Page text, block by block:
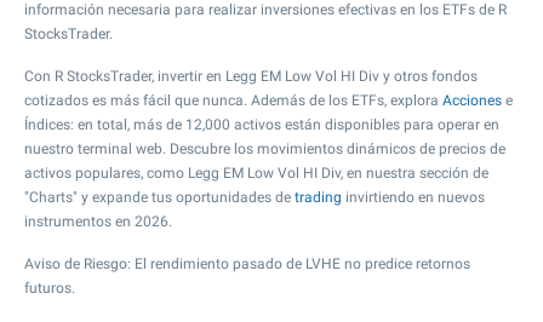
información necesaria para realizar inversiones efectivas en los ETFs de R
StocksTrader.
Con R StocksTrader, invertir en Legg EM Low Vol HI Div y otros fondos
cotizados es más fácil que nunca. Además de los ETFs, explora Acciones e
Índices: en total, más de 12,000 activos están disponibles para operar en
nuestro terminal web. Descubre los movimientos dinámicos de precios de
activos populares, como Legg EM Low Vol HI Div, en nuestra sección de
"Charts" y expande tus oportunidades de trading invirtiendo en nuevos
instrumentos en 2026.
Aviso de Riesgo: El rendimiento pasado de LVHE no predice retornos
futuros.